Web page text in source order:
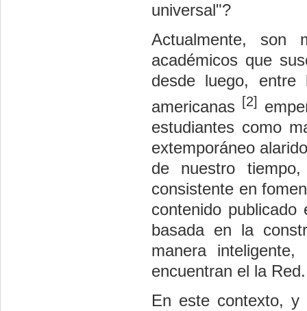
universal"?
Actualmente, son
académicos que
desde luego, entre
americanas
[2]
estudiantes como
extemporáneo
de nuestro
consistente en
contenido
basada en la
manera
encuentran el la Red.
En este contexto, y